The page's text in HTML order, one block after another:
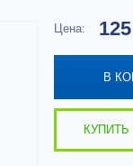
Цена:
В
КУПИТЬ